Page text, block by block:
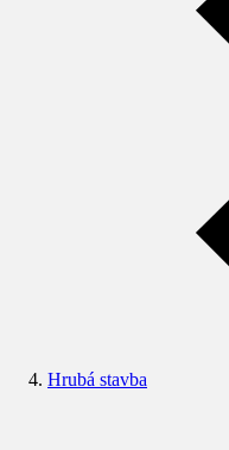
Hrubá stavba